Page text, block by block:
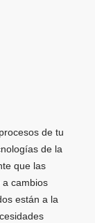
de tu
de la
que las
cambios
están a la